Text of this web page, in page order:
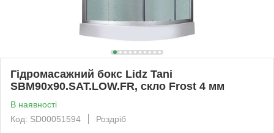
Гідромасажний бокс Lidz Tani
SBM90x90.SAT.LOW.FR, скло Frost 4 мм
В наявності
Код: SD00051594
Роздріб